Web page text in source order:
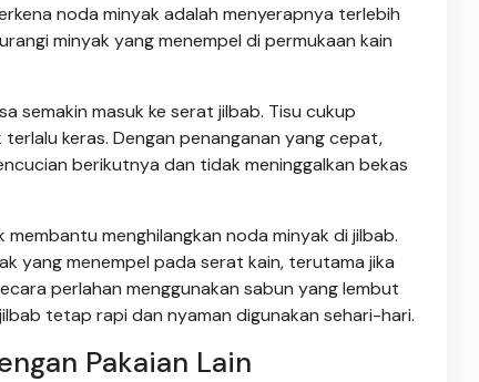
noda minyak adalah menyerapnya terlebih
minyak yang menempel di permukaan kain
semakin masuk ke serat jilbab. Tisu cukup
keras. Dengan penanganan yang cepat,
berikutnya dan tidak meninggalkan bekas
menghilangkan noda minyak di jilbab.
yang menempel pada serat kain, terutama jika
perlahan menggunakan sabun yang lembut
tetap rapi dan nyaman digunakan sehari-hari.
Pakaian Lain